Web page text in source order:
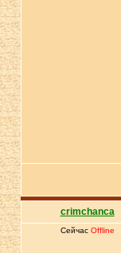
crimchanca
Сейчас Offline